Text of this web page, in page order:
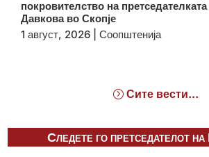
покровителство на
Давкова во Скопје
1 август, 2026 |Соопштенија
Сите вести...
Следете го претседателот на